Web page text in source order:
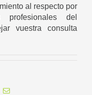
al respecto por
del
vuestra consulta
Correo